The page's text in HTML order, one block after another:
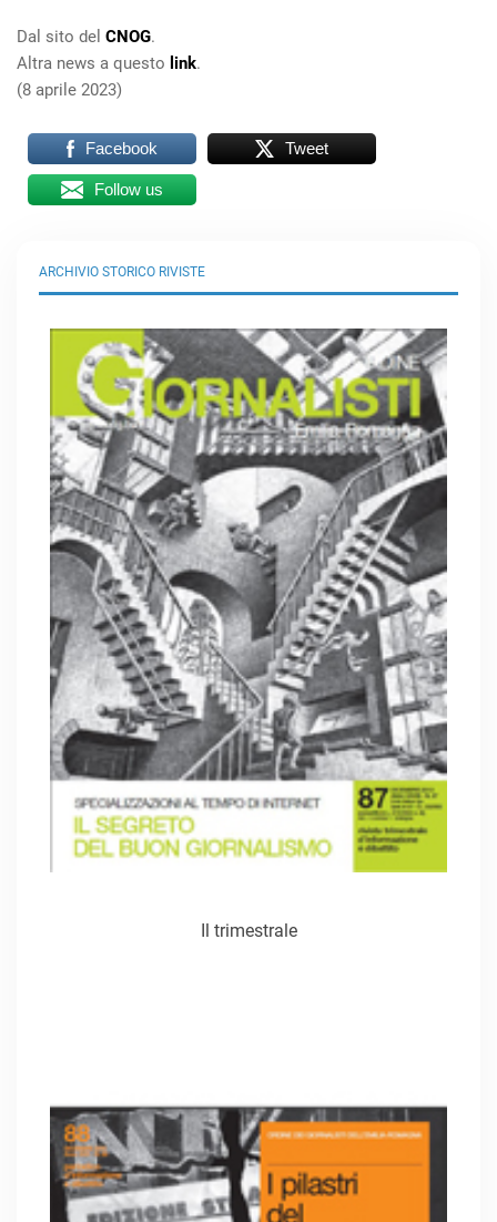
Dal sito del CNOG.
Altra news a questo link.
(8 aprile 2023)
Facebook Tweet
Follow us
ARCHIVIO STORICO RIVISTE
Il trimestrale